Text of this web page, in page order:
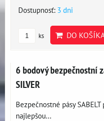
Dostupnosť: 3 dni
ks DO
6 bodový bezpečnostní
SILVER
Bezpečnostné pásy
najlepšou...